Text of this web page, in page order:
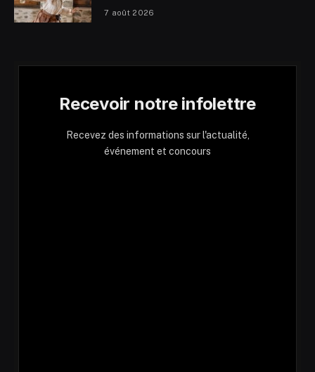
7 août 2026
Recevoir notre infolettre
Recevez des informations sur l'actualité,
événement et concours